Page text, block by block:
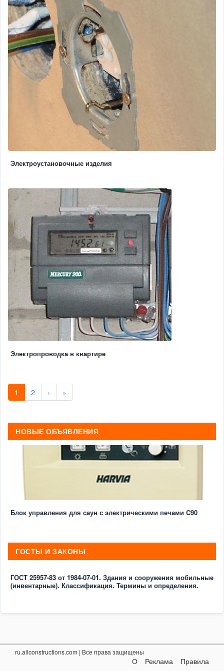
Электроустановочные изделия
Электропроводка в квартире
1 2 › »
НОВЫЕ ОБЪЯВЛЕНИЯ
Блок управления для саун с электрическими печами C90
ГОСТЫ И ЗАКОНЫ
ГОСТ 25957-83 от 1984-07-01. Здания и сооружения мобильные
(инвентарные). Классификация. Термины и определения.
ru.allconstructions.com | Все права защищены
О Реклама Правила